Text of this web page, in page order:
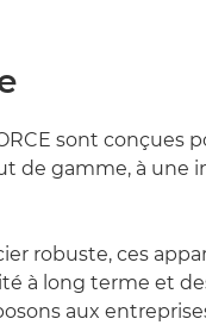
sont conçues
de gamme, à une
robuste, ces
à long terme et
aux